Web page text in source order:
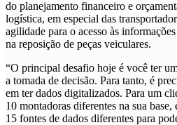
do planejamento financeiro e
logística, em especial das
agilidade para o acesso às
na reposição de peças veiculares.
“O principal desafio hoje é você ter
a tomada de decisão. Para tanto, é
em ter dados digitalizados. Para um
10 montadoras diferentes na sua base,
15 fontes de dados diferentes para